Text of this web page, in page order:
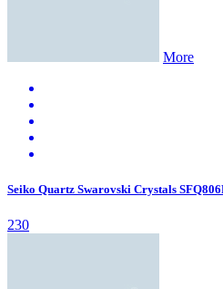
More
Seiko Quartz Swarovski Crystals
230